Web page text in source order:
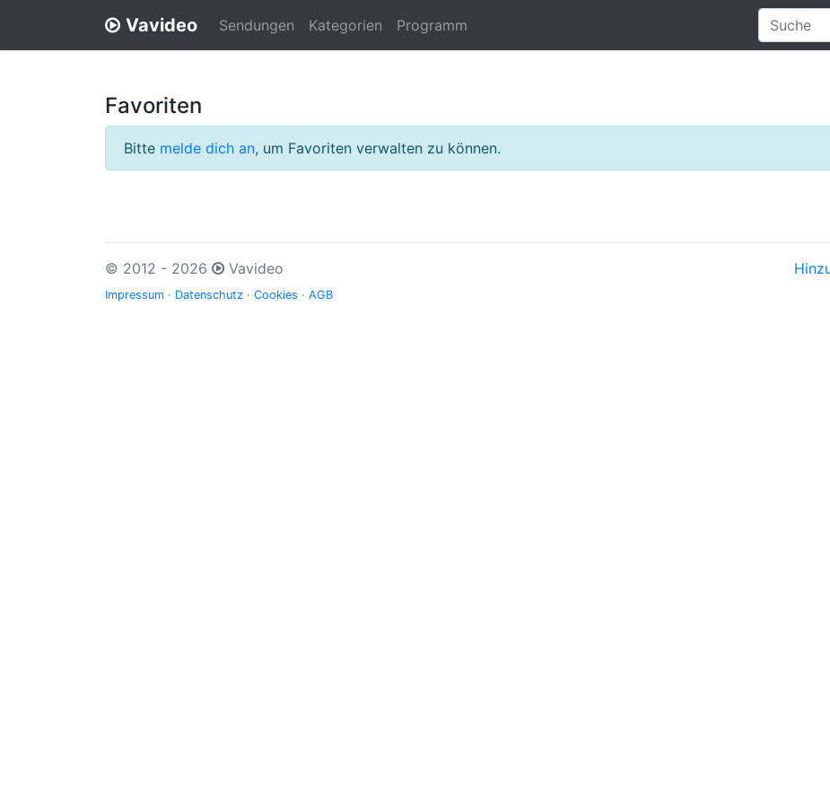
Vavideo Sendungen Kategorien Programm
Favoriten
Bitte melde dich an, um Favoriten verwalten zu können.
© 2012 - 2026 Vavideo
Impressum · Datenschutz · Cookies · AGB